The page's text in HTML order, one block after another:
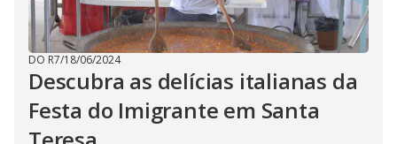
DO R7/18/06/2024
Descubra as delícias italianas da
Festa do Imigrante em Santa